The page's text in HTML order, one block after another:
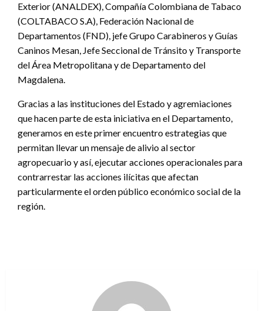
Exterior (ANALDEX), Compañía Colombiana de Tabaco
(COLTABACO S.A), Federación Nacional de
Departamentos (FND), jefe Grupo Carabineros y Guías
Caninos Mesan, Jefe Seccional de Tránsito y Transporte
del Área Metropolitana y de Departamento del
Magdalena.
Gracias a las instituciones del Estado y agremiaciones
que hacen parte de esta iniciativa en el Departamento,
generamos en este primer encuentro estrategias que
permitan llevar un mensaje de alivio al sector
agropecuario y así, ejecutar acciones operacionales para
contrarrestar las acciones ilícitas que afectan
particularmente el orden público económico social de la
región.